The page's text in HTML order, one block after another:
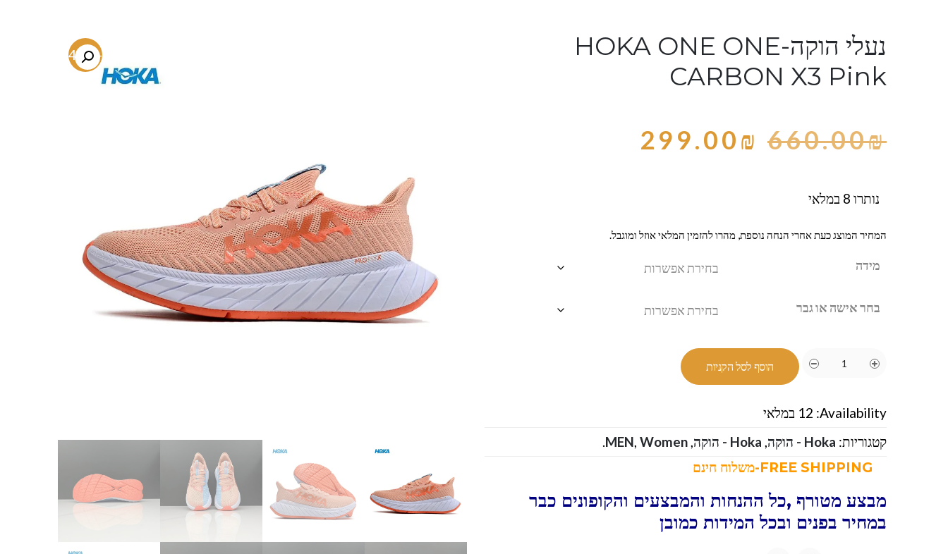
-54.7%
נעלי הוקה-HOKA ONE ONE
CARBON X3 Pink
660.00₪
299.00₪
נותרו 8 במלאי
המחיר המוצג כעת אחרי הנחה נוספת, מהרו להזמין המלאי אוזל ומוגבל.
מידה
בחר אישה או גבר
הוסף לסל הקניות
Availability: 12 במלאי
קטגוריות: Hoka - הוקה , Hoka - הוקה ,
MEN, Women
.
מבצע מטורף ,כל ההנחות והמבצעים והקופונים כבר
במחיר בפנים ובכל המידות כמובן